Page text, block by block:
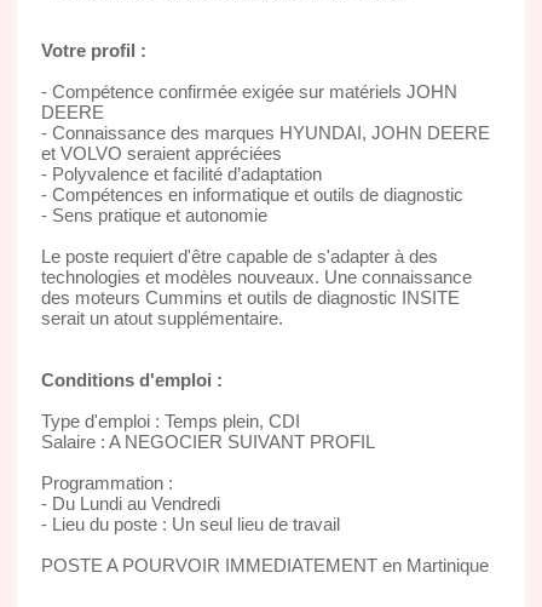
Votre profil :
- Compétence confirmée exigée sur matériels JOHN
DEERE
- Connaissance des marques HYUNDAI, JOHN DEERE
et VOLVO seraient appréciées
- Polyvalence et facilité d’adaptation
- Compétences en informatique et outils de diagnostic
- Sens pratique et autonomie
Le poste requiert d'être capable de s'adapter à des
technologies et modèles nouveaux. Une connaissance
des moteurs Cummins et outils de diagnostic INSITE
serait un atout supplémentaire.
Conditions d'emploi :
Type d'emploi : Temps plein, CDI
Salaire : A NEGOCIER SUIVANT PROFIL
Programmation :
- Du Lundi au Vendredi
- Lieu du poste : Un seul lieu de travail
POSTE A POURVOIR IMMEDIATEMENT en Martinique